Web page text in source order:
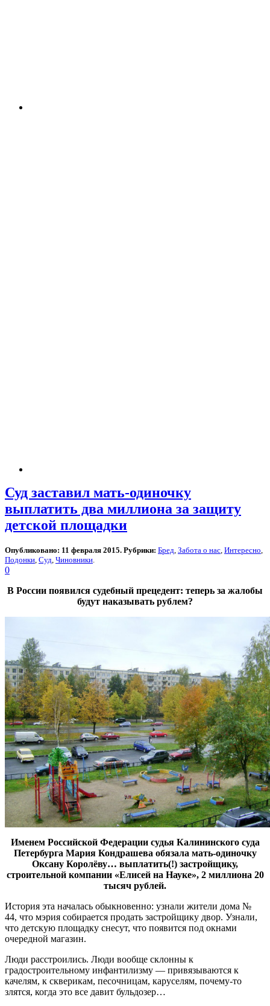
Суд заставил мать-одиночку
выплатить два миллиона за защиту
детской площадки
Опубликовано: 11 февраля 2015. Рубрики: Бред Забота о нас Интересно
Подонки Суд Чиновники
0
В России появился судебный прецедент: теперь за жалобы
будут наказывать рублем?
Именем Российской Федерации судья Калининского суда
Петербурга Мария Кондрашева обязала мать-одиночку
Оксану Королёву… выплатить(!) застройщику,
строительной компании «Елисей на Науке», 2 миллиона 20
тысяч рублей.
История эта началась обыкновенно: узнали жители дома №
44, что мэрия собирается продать застройщику двор. Узнали,
что детскую площадку снесут, что появится под окнами
очередной магазин.
Люди расстроились. Люди вообще склонны к
градостроительному инфантилизму — привязываются к
качелям, к скверикам, песочницам, каруселям, почему-то
злятся, когда это все давит бульдозер…